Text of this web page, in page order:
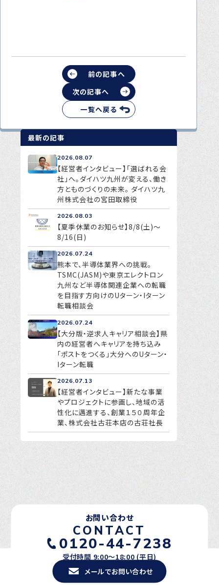
前の記事へ
一覧へ戻る
次の記事へ
最新の記事
2026.08.07
【経営者インタビュー】「選ばれる会
社」へ。ダイハツ九州が変える、働き
方とものづくりの未来。 ダイハツ九
州株式会社の宮田取締役
2026.08.03
【夏季休業のお知らせ】8/8(土)～
8/16(日)
2026.07.24
熊本で、半導体業界への挑戦。
TSMC(JASM)や東京エレクトロン
九州など半導体関連企業への転職
を目指す方向けのUターン・Iターン
転職相談会
2026.07.24
【大分版・逆求人キャリア相談会】県
内の経営者へキャリアを持ち込み
「ポストをつくる」大分へのUターン・
Iターン転職
2026.07.13
【経営者インタビュー】新たな事業
やプロジェクトに参画し、地域の活
性化に邁進する、創業１５０周年企
業、株式会社古荘本店の古荘社長
お問い合わせ
CONTACT
0120-44-7238
受付時間 9:00〜18:00 (平日)
メールでお問い合わせ